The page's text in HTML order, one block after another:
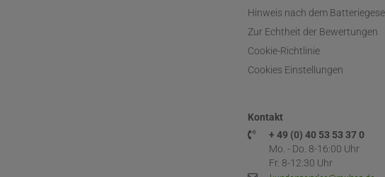
Hinweis nach dem
Zur Echtheit der Bewertungen
Cookie-Richtlinie
Cookies Einstellungen
Kontakt
+ 49 (0) 40 53 53 37 0
Mo. - Do. 8-16:00 Uhr
Fr. 8-12:30 Uhr